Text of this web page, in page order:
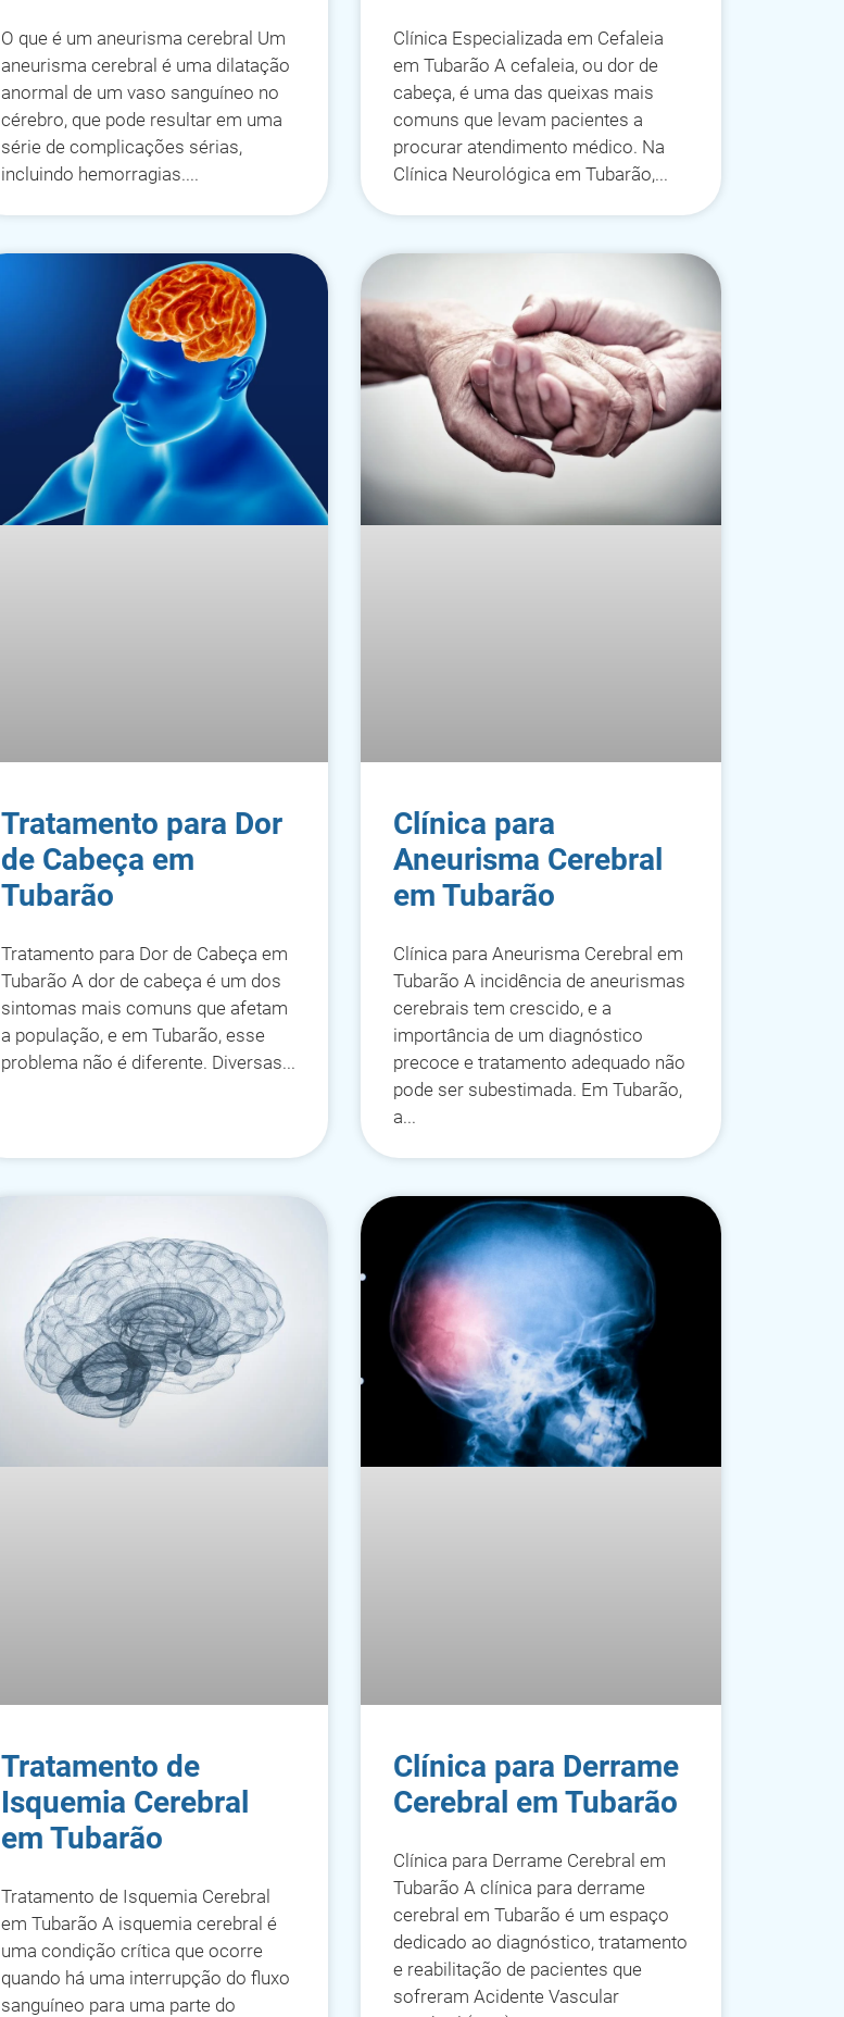
O que é um aneurisma cerebral Um
aneurisma cerebral é uma dilatação
anormal de um vaso sanguíneo no
cérebro, que pode resultar em uma
série de complicações sérias,
incluindo hemorragias.
Clínica Especializada em Cefaleia
em Tubarão A cefaleia, ou dor de
cabeça, é uma das queixas mais
comuns que levam pacientes a
procurar atendimento médico. Na
Clínica Neurológica em Tubarão,
Tratamento para Dor
de Cabeça em
Tubarão
Tratamento para Dor de Cabeça em
Tubarão A dor de cabeça é um dos
sintomas mais comuns que afetam
a população, e em Tubarão, esse
problema não é diferente. Diversas
Clínica para
Aneurisma Cerebral
em Tubarão
Clínica para Aneurisma Cerebral em
Tubarão A incidência de aneurismas
cerebrais tem crescido, e a
importância de um diagnóstico
precoce e tratamento adequado não
pode ser subestimada. Em Tubarão,
a
Tratamento de
Isquemia Cerebral
em Tubarão
Tratamento de Isquemia Cerebral
em Tubarão A isquemia cerebral é
uma condição crítica que ocorre
quando há uma interrupção do fluxo
sanguíneo para uma parte do
Clínica para Derrame
Cerebral em Tubarão
Clínica para Derrame Cerebral em
Tubarão A clínica para derrame
cerebral em Tubarão é um espaço
dedicado ao diagnóstico, tratamento
e reabilitação de pacientes que
sofreram Acidente Vascular